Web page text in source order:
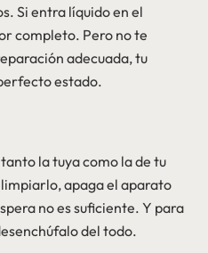
Si entra líquido en el
completo. Pero no te
adecuada, tu
estado.
la tuya como la de tu
apaga el aparato
no es suficiente. Y para
del todo.